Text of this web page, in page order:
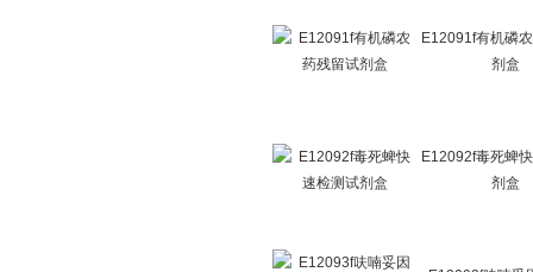
E12091f有机磷
剂盒
E12092f毒死蜱
剂盒